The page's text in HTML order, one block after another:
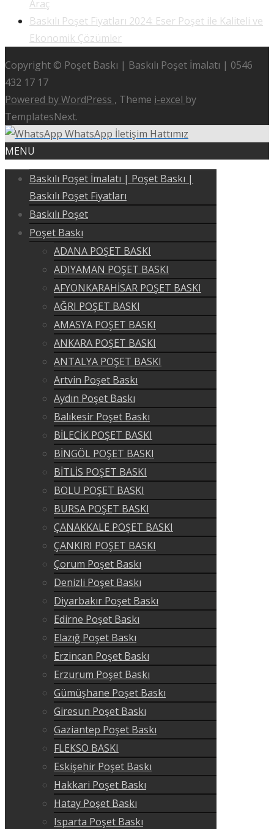
Araç
Baskılı Poşet Fiyatları 2024: Eser Poşet ile Kaliteli ve
Ekonomik Çözümler
Copyright © Poşet Baskı | Baskılı Poşet İmalatı | 0546
432 17 17
Powered by WordPress , Theme i-excel by
TemplatesNext.
WhatsApp İletişim Hattımız
MENU
Baskılı Poşet İmalatı | Poşet Baskı |
Baskılı Poşet Fiyatları
Baskılı Poşet
Poşet Baskı
ADANA POŞET BASKI
ADIYAMAN POŞET BASKI
AFYONKARAHİSAR POŞET BASKI
AĞRI POŞET BASKI
AMASYA POŞET BASKI
ANKARA POŞET BASKI
ANTALYA POŞET BASKI
Artvin Poşet Baskı
Aydın Poşet Baskı
Balıkesir Poşet Baskı
BİLECİK POŞET BASKI
BİNGÖL POŞET BASKI
BİTLİS POŞET BASKI
BOLU POŞET BASKI
BURSA POŞET BASKI
ÇANAKKALE POŞET BASKI
ÇANKIRI POŞET BASKI
Çorum Poşet Baskı
Denizli Poşet Baskı
Diyarbakır Poşet Baskı
Edirne Poşet Baskı
Elazığ Poşet Baskı
Erzincan Poşet Baskı
Erzurum Poşet Baskı
Gümüşhane Poşet Baskı
Giresun Poşet Baskı
Gaziantep Poşet Baskı
FLEKSO BASKI
Eskişehir Poşet Baskı
Hakkari Poşet Baskı
Hatay Poşet Baskı
Isparta Poşet Baskı